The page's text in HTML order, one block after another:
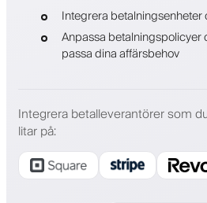
Integrera betalningsenheter
Anpassa betalningspolicyer
passa dina affärsbehov
Integrera betalleverantörer som
litar på: